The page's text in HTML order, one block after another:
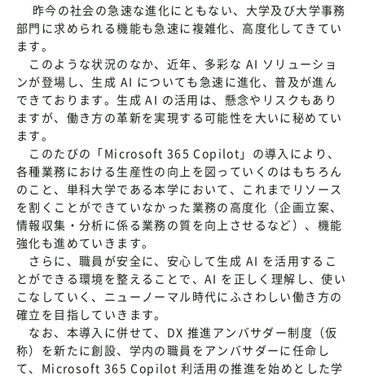
昨今の社会の急速な進化にともない、大学及び大学事務
部門に求められる機能も急速に複雑化、高度化してきてい
ます。
このような状況のなか、近年、多彩な AI ソリューショ
ンが登場し、生成 AI についても急速に進化、普及が進ん
できております。生成 AI の活用は、懸念やリスクもあり
ますが、働き方の革新を実現する可能性を大いに秘めてい
ます。
このたびの「Microsoft 365 Copilot」の導入により、
各種業務における生産性の向上を図っていくのはもちろん
のこと、単科大学である本学において、これまでリソース
を割くことができていなかった業務の高度化（企画立案、
情報収集・分析に係る業務の質を向上させるなど）、機能
強化も進めていきます。
さらに、職員が安全に、安心して生成 AI を活用するこ
とができる環境を整えることで、AI を正しく理解し、使い
こなしていく、ニューノーマル時代にふさわしい働き方の
確立を目指していきます。
なお、本導入に併せて、DX 推進アンバサダー制度（仮
称）を新たに創設、学内の職員をアンバサダーに任命し
て、Microsoft 365 Copilot 利活用の推進を始めとした学